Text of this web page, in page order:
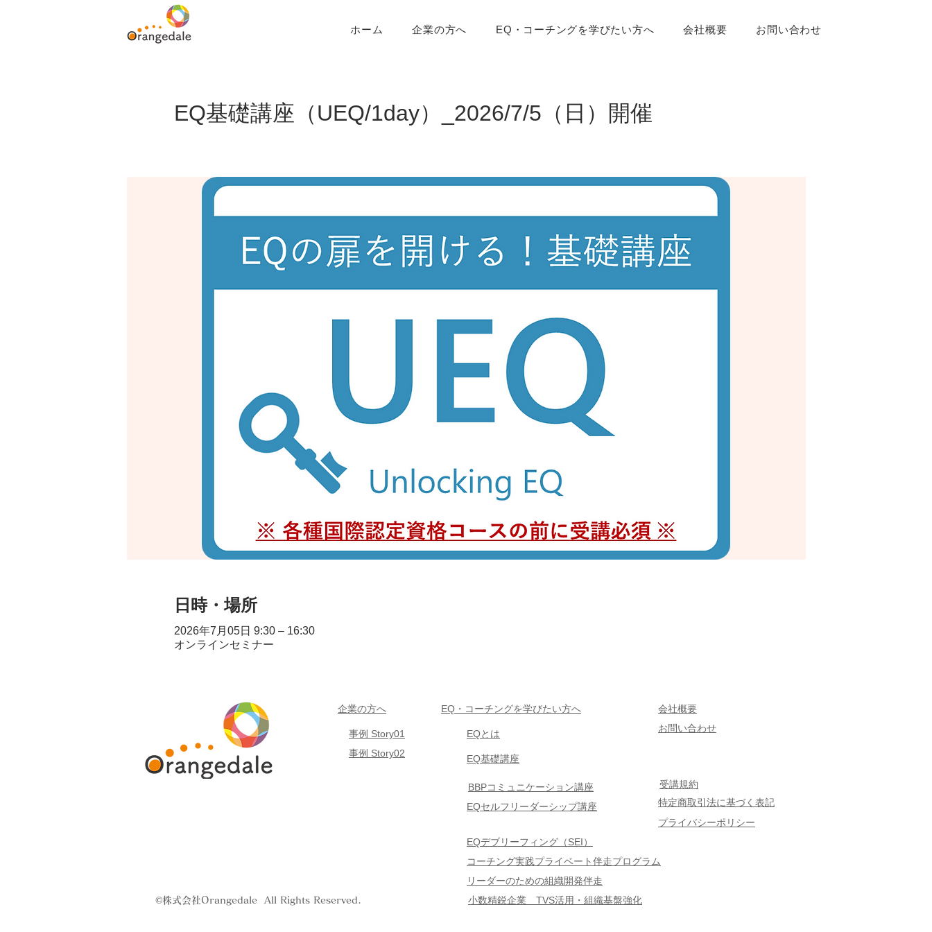
ホーム 企業の方へ EQ・コーチングを学びたい方へ 会社概要 お問い合わせ
EQ基礎講座（UEQ/1day）_2026/7/5（日）開催
日時・場所
2026年7月05日 9:30 – 16:30
オンラインセミナー
企業の方へ EQ・コーチングを学びたい方へ
事例 Story01
事例 Story02
EQとは
EQ基礎講座
BBPコミュニケーション講座
EQセルフリーダーシップ講座
会社概要
​お問い合わせ
特定商取引法に基づく表記
受講規約
プライバシーポリシー
EQデブリーフィング（SEI）
コーチング実践プライベート伴走プログラム
リーダーのための組織開発伴走
©株式会社Orangedale All Rights Reserved. 小数精鋭企業 TVS活用・組織基盤強化